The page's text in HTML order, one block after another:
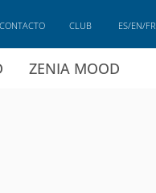
ZENIA MOOD
CONTACTO CLUB ES/EN/FR